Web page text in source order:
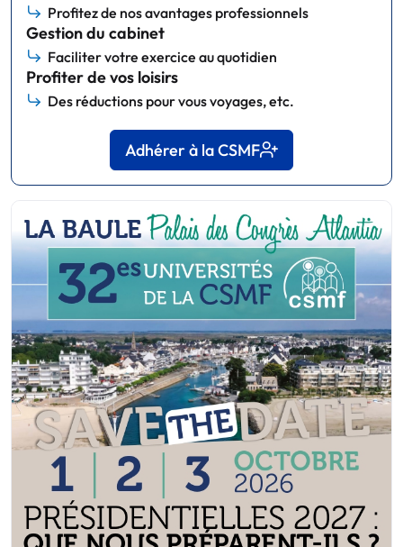
Profitez de nos avantages professionnels
Gestion du cabinet
Faciliter votre exercice au quotidien
Profiter de vos loisirs
Des réductions pour vous voyages, etc.
Adhérer à la CSMF